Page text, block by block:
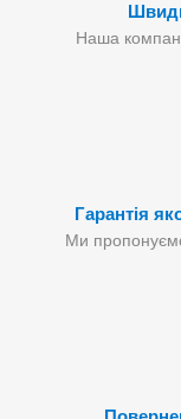
Наша
Гарантія
Ми